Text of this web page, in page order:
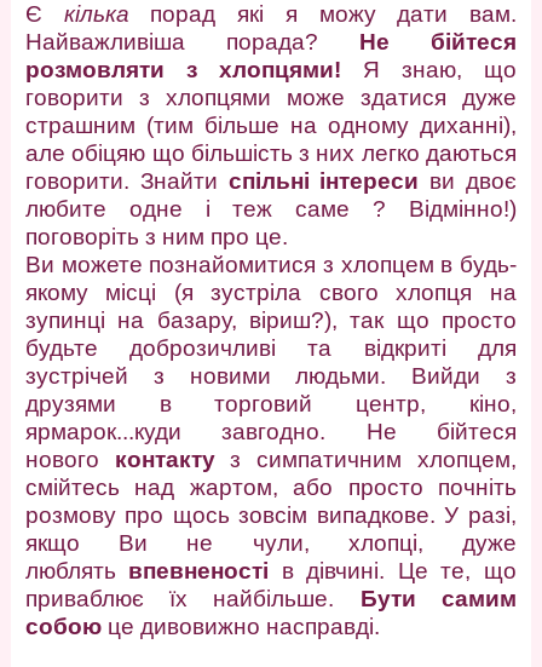
Є кілька порад які я можу дати вам.
Найважливіша порада? Не бійтеся
розмовляти з хлопцями! Я знаю, що
говорити з хлопцями може здатися дуже
страшним (тим більше на одному диханні),
але обіцяю що більшість з них легко даються
говорити. Знайти спільні інтереси ви двоє
любите одне і теж саме ? Відмінно!)
поговоріть з ним про це.
Ви можете познайомитися з хлопцем в будь-
якому місці (я зустріла свого хлопця на
зупинці на базару, віриш?), так що просто
будьте доброзичливі та відкриті для
зустрічей з новими людьми. Вийди з
друзями в торговий центр, кіно,
ярмарок...куди завгодно. Не бійтеся
нового контактуз симпатичним хлопцем,
смійтесь над жартом, або просто почніть
розмову про щось зовсім випадкове. У разі,
якщо Ви не чули, хлопці, дуже
люблять впевненості в дівчині. Це те, що
приваблює їх найбільше. Бути самим
собоюце дивовижно насправді.